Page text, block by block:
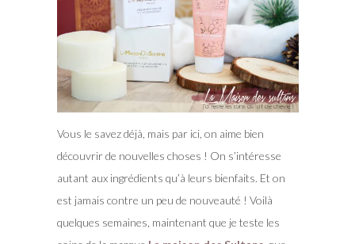
Vous le savez déjà, mais par ici, on aime bien
découvrir de nouvelles choses ! On s’intéresse
autant aux ingrédients qu’à leurs bienfaits. Et on
est jamais contre un peu de nouveauté ! Voilà
quelques semaines, maintenant que je teste les